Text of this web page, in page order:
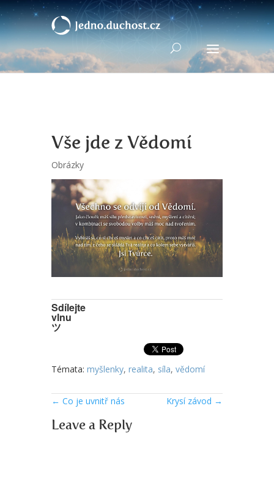
Vše jde z Vědomí
Obrázky
Sdílejte
vlnu
ツ
Témata: myšlenky, realita, síla, vědomí
← Co je uvnitř nás Krysí závod →
Leave a Reply